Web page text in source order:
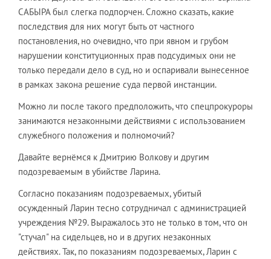
САБЫРА был слегка подпорчен. Сложно сказать, какие
последствия для них могут быть от частного
постановления, но очевидно, что при явном и грубом
нарушении конституционных прав подсудимых они не
только передали дело в суд, но и оспаривали вынесенное
в рамках закона решение суда первой инстанции.
Можно ли после такого предположить, что спецпрокуроры
занимаются незаконными действиями с использованием
служебного положения и полномочий?
Давайте вернёмся к Дмитрию Волкову и другим
подозреваемым в убийстве Ларина.
Согласно показаниям подозреваемых, убитый
осужденный Ларин тесно сотрудничал с администрацией
учреждения №29. Выражалось это не только в том, что он
"стучал" на сидельцев, но и в других незаконных
действиях. Так, по показаниям подозреваемых, Ларин с